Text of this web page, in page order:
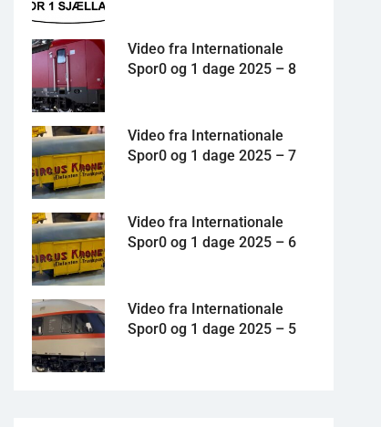
Video fra Internationale
Spor0 og 1 dage 2025 – 8
Video fra Internationale
Spor0 og 1 dage 2025 – 7
Video fra Internationale
Spor0 og 1 dage 2025 – 6
Video fra Internationale
Spor0 og 1 dage 2025 – 5